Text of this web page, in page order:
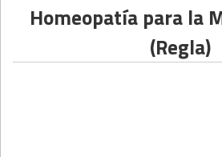
Homeopatía para la
(Regla)